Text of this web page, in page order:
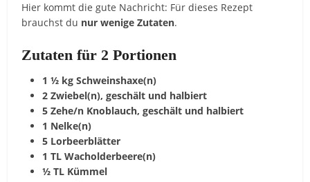
Hier kommt die gute Nachricht: Für dieses Rezept
brauchst du nur wenige Zutaten.
Zutaten für 2 Portionen
1 ½ kg Schweinshaxe(n)
2 Zwiebel(n), geschält und halbiert
5 Zehe/n Knoblauch, geschält und halbiert
1 Nelke(n)
5 Lorbeerblätter
1 TL Wacholderbeere(n)
½ TL Kümmel